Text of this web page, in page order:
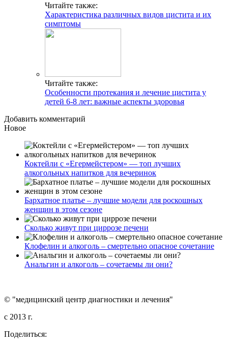
Читайте также:
Характеристика различных видов цистита и их
симптомы
Читайте также:
Особенности протекания и лечение цистита у
детей 6-8 лет: важные аспекты здоровья
Добавить комментарий
Новое
Коктейли с «Егермейстером» — топ лучших
алкогольных напитков для вечеринок
Бархатное платье – лучшие модели для роскошных
женщин в этом сезоне
Сколько живут при циррозе печени
Клофелин и алкоголь – смертельно опасное сочетание
Анальгин и алкоголь – сочетаемы ли они?
© "медицинский центр диагностики и лечения"
c 2013 г.
Поделиться: